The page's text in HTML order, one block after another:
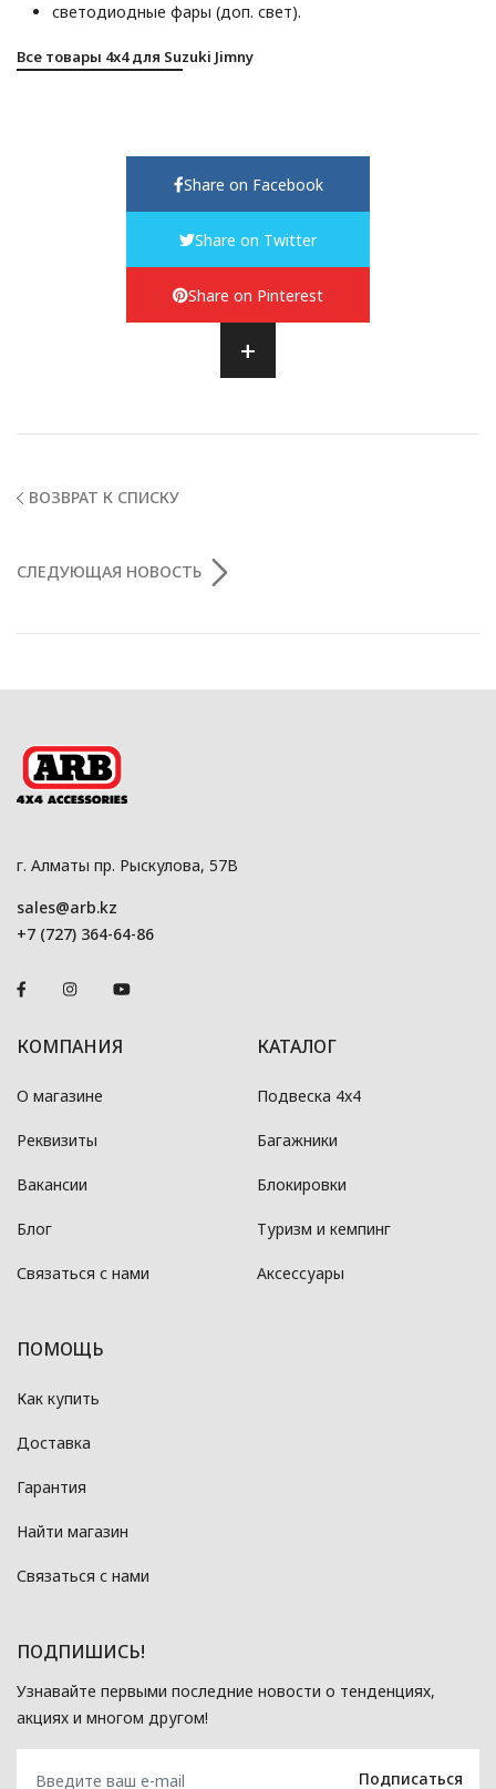
светодиодные фары (доп. свет).
Все товары 4x4 для Suzuki Jimny
Share on Facebook
Share on Twitter
Share on Pinterest
+
ВОЗВРАТ К СПИСКУ
СЛЕДУЮЩАЯ НОВОСТЬ
г. Алматы пр. Рыскулова, 57В
sales@arb.kz
+7 (727) 364-64-86
КОМПАНИЯ
О магазине
Реквизиты
Вакансии
Блог
Связаться с нами
КАТАЛОГ
Подвеска 4x4
Багажники
Блокировки
Туризм и кемпинг
Аксессуары
ПОМОЩЬ
Как купить
Доставка
Гарантия
Найти магазин
Связаться с нами
ПОДПИШИСЬ!
Узнавайте первыми последние новости о тенденциях,
акциях и многом другом!